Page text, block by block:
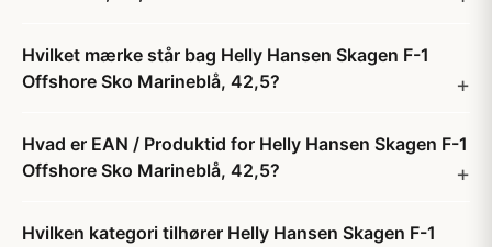
Hvilket mærke står bag Helly Hansen Skagen F-1
Offshore Sko Marineblå, 42,5?
Hvad er EAN / Produktid for Helly Hansen Skagen F-1
Offshore Sko Marineblå, 42,5?
Hvilken kategori tilhører Helly Hansen Skagen F-1